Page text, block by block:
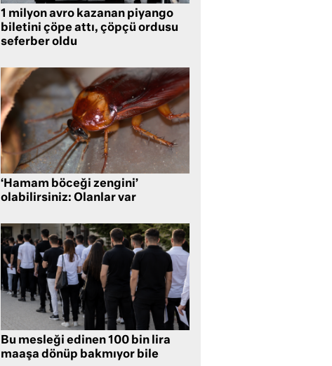
1 milyon avro kazanan piyango
biletini çöpe attı, çöpçü ordusu
seferber oldu
‘Hamam böceği zengini’
olabilirsiniz: Olanlar var
Bu mesleği edinen 100 bin lira
maaşa dönüp bakmıyor bile